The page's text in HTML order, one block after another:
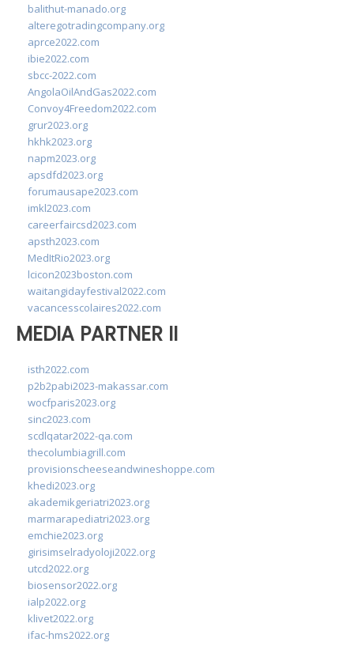
balithut-manado.org
alteregotradingcompany.org
aprce2022.com
ibie2022.com
sbcc-2022.com
AngolaOilAndGas2022.com
Convoy4Freedom2022.com
grur2023.org
hkhk2023.org
napm2023.org
apsdfd2023.org
forumausape2023.com
imkl2023.com
careerfaircsd2023.com
apsth2023.com
MedItRio2023.org
lcicon2023boston.com
waitangidayfestival2022.com
vacancesscolaires2022.com
MEDIA PARTNER II
isth2022.com
p2b2pabi2023-makassar.com
wocfparis2023.org
sinc2023.com
scdlqatar2022-qa.com
thecolumbiagrill.com
provisionscheeseandwineshoppe.com
khedi2023.org
akademikgeriatri2023.org
marmarapediatri2023.org
emchie2023.org
girisimselradyoloji2022.org
utcd2022.org
biosensor2022.org
ialp2022.org
klivet2022.org
ifac-hms2022.org